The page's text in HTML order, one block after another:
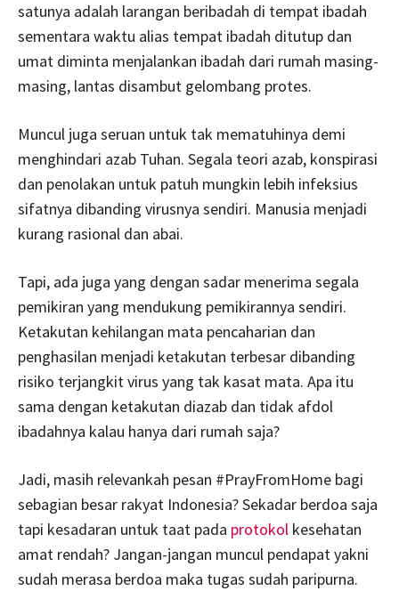
satunya adalah larangan beribadah di tempat ibadah
sementara waktu alias tempat ibadah ditutup dan
umat diminta menjalankan ibadah dari rumah masing-
masing, lantas disambut gelombang protes.
Muncul juga seruan untuk tak mematuhinya demi
menghindari azab Tuhan. Segala teori azab, konspirasi
dan penolakan untuk patuh mungkin lebih infeksius
sifatnya dibanding virusnya sendiri. Manusia menjadi
kurang rasional dan abai.
Tapi, ada juga yang dengan sadar menerima segala
pemikiran yang mendukung pemikirannya sendiri.
Ketakutan kehilangan mata pencaharian dan
penghasilan menjadi ketakutan terbesar dibanding
risiko terjangkit virus yang tak kasat mata. Apa itu
sama dengan ketakutan diazab dan tidak afdol
ibadahnya kalau hanya dari rumah saja?
Jadi, masih relevankah pesan #PrayFromHome bagi
sebagian besar rakyat Indonesia? Sekadar berdoa saja
tapi kesadaran untuk taat pada protokol kesehatan
amat rendah? Jangan-jangan muncul pendapat yakni
sudah merasa berdoa maka tugas sudah paripurna.